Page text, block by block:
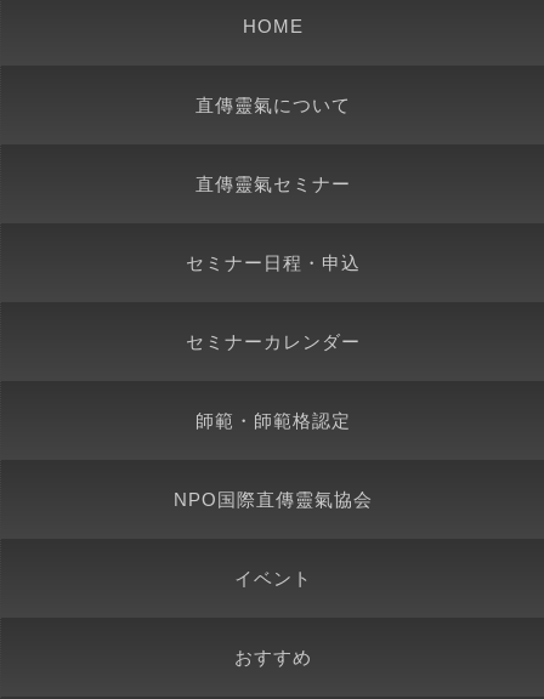
HOME
直傳靈氣について
直傳靈氣セミナー
セミナー日程・申込
セミナーカレンダー
師範・師範格認定
NPO国際直傳靈氣協会
イベント
おすすめ